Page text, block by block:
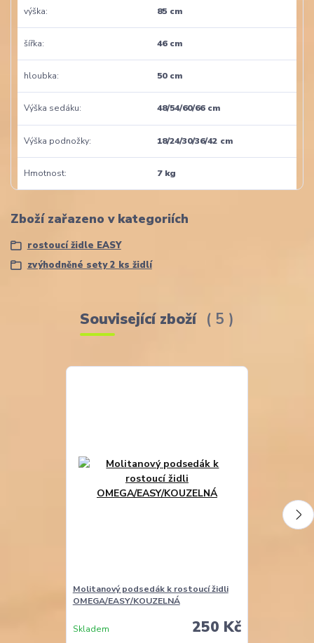
výška 85 cm
šířka 46 cm
hloubka 50 cm
Výška sedáku 48/54/60/66 cm
Výška podnožky 18/24/30/36/42 cm
Hmotnost 7 kg
Zboží zařazeno v kategoriích
rostoucí židle EASY
zvýhodněné sety 2 ks židlí
Související zboží 5
Molitanový podsedák k rostoucí židli
OMEGA/EASY/KOUZELNÁ
250 Kč
Skladem